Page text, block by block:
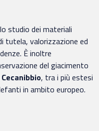
studio dei materiali
tutela, valorizzazione ed
È inoltre
del giacimento
, tra i più estesi
in ambito europeo.